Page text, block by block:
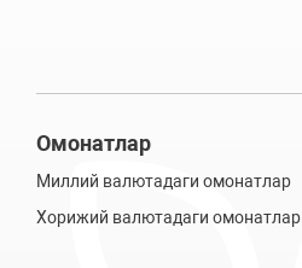
Омонатлар
Миллий валютадаги омонатлар
Хорижий валютадаги омонатлар